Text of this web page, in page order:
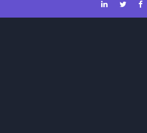
nisaalis@gau.edu.tr